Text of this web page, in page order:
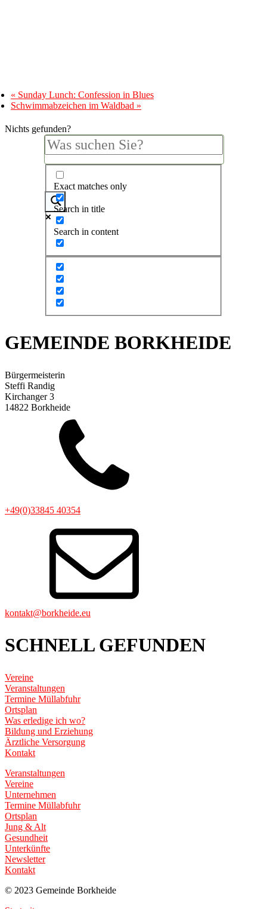
« Sunday Lunch: Confession in Blues
Schwimmabzeichen im Waldbad »
Nichts gefunden?
Exact matches only
Search in title
Search in content
GEMEINDE BORKHEIDE
Bürgermeisterin
Steffi Randig
Kirchanger 3
14822 Borkheide
+49(0)33845 40354
kontakt@borkheide.eu
SCHNELL GEFUNDEN
Vereine
Veranstaltungen
Termine Müllabfuhr
Ortsplan
Was erledige ich wo?
Bildung und Erziehung
Ärztliche Versorgung
Kontakt
Veranstaltungen
Vereine
Unternehmen
Termine Müllabfuhr
Ortsplan
Jung & Alt
Gesundheit
Unterkünfte
Newsletter
Kontakt
© 2023 Gemeinde Borkheide